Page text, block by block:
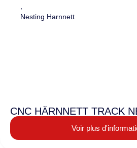
Nesting Harnnett
CNC HÄRNNETT TRACK
Voir plus